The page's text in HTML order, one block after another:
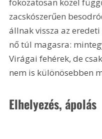
zacskószerűen
állnak vissza az
nő túl magasra:
Virágai fehérek, de
nem is különösebben
Elhelyezés, ápolás